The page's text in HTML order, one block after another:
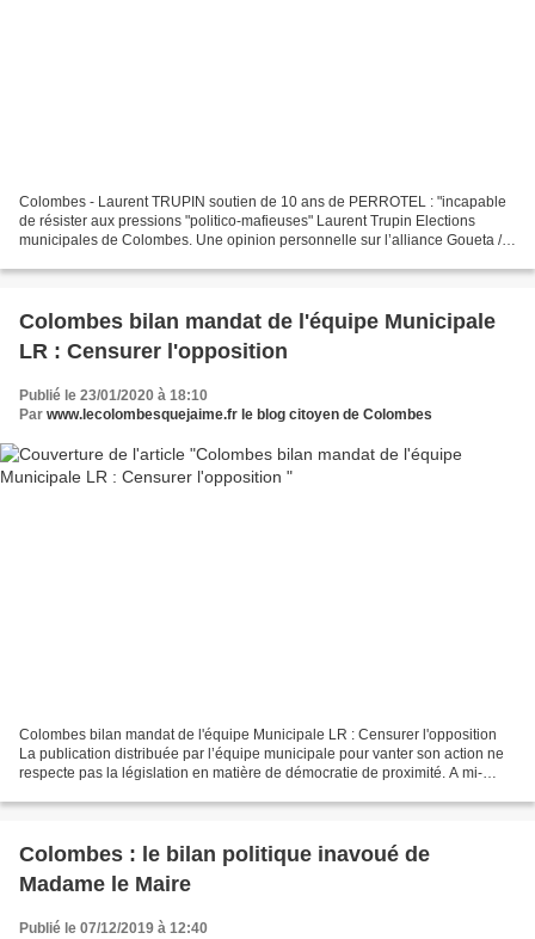
Colombes - Laurent TRUPIN soutien de 10 ans de PERROTEL : "incapable
de résister aux pressions "politico-mafieuses" Laurent Trupin Elections
municipales de Colombes. Une opinion personnelle sur l’alliance Goueta /
Colombes bilan mandat de l'équipe Municipale
LR : Censurer l'opposition
Publié le 23/01/2020 à 18:10
Par www.lecolombesquejaime.fr le blog citoyen de Colombes
Colombes bilan mandat de l'équipe Municipale LR : Censurer l'opposition
La publication distribuée par l’équipe municipale pour vanter son action ne
respecte pas la législation en matière de démocratie de proximité. A mi-
Colombes : le bilan politique inavoué de
Madame le Maire
Publié le 07/12/2019 à 12:40